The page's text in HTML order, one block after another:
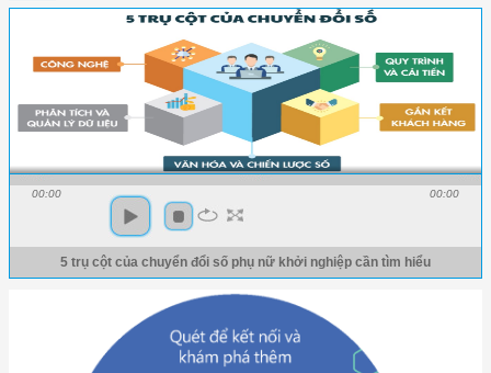
00:00 00:00
5 trụ cột của chuyển đổi số phụ nữ khởi nghiệp cần tìm hiểu